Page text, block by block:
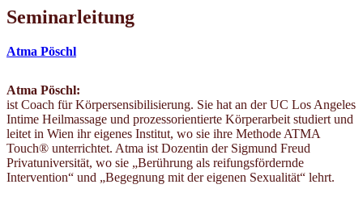
Seminarleitung
Atma Pöschl
Atma Pöschl:
ist Coach für Körpersensibilisierung. Sie hat an der UC Los Angeles
Intime Heilmassage und prozessorientierte Körperarbeit studiert und
leitet in Wien ihr eigenes Institut, wo sie ihre Methode ATMA
Touch® unterrichtet. Atma ist Dozentin der Sigmund Freud
Privatuniversität, wo sie „Berührung als reifungsfördernde
Intervention“ und „Begegnung mit der eigenen Sexualität“ lehrt.